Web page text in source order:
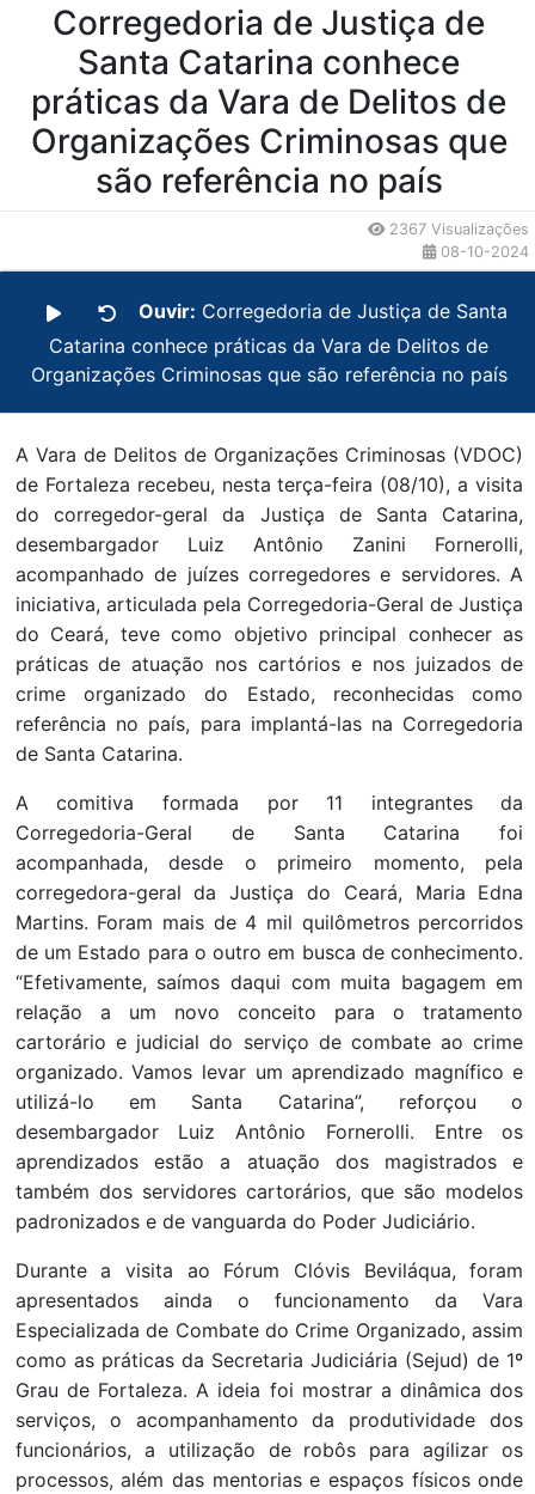
Corregedoria de Justiça de
Santa Catarina conhece
práticas da Vara de Delitos de
Organizações Criminosas que
são referência no país
2367 Visualizações
08-10-2024
Ouvir: Corregedoria de Justiça de Santa
Catarina conhece práticas da Vara de Delitos de
Organizações Criminosas que são referência no país
A Vara de Delitos de Organizações Criminosas (VDOC)
de Fortaleza recebeu, nesta terça-feira (08/10), a visita
do corregedor-geral da Justiça de Santa Catarina,
desembargador Luiz Antônio Zanini Fornerolli,
acompanhado de juízes corregedores e servidores. A
iniciativa, articulada pela Corregedoria-Geral de Justiça
do Ceará, teve como objetivo principal conhecer as
práticas de atuação nos cartórios e nos juizados de
crime organizado do Estado, reconhecidas como
referência no país, para implantá-las na Corregedoria
de Santa Catarina.
A comitiva formada por 11 integrantes da
Corregedoria-Geral de Santa Catarina foi
acompanhada, desde o primeiro momento, pela
corregedora-geral da Justiça do Ceará, Maria Edna
Martins. Foram mais de 4 mil quilômetros percorridos
de um Estado para o outro em busca de conhecimento.
“Efetivamente, saímos daqui com muita bagagem em
relação a um novo conceito para o tratamento
cartorário e judicial do serviço de combate ao crime
organizado. Vamos levar um aprendizado magnífico e
utilizá-lo em Santa Catarina”, reforçou o
desembargador Luiz Antônio Fornerolli. Entre os
aprendizados estão a atuação dos magistrados e
também dos servidores cartorários, que são modelos
padronizados e de vanguarda do Poder Judiciário.
Durante a visita ao Fórum Clóvis Beviláqua, foram
apresentados ainda o funcionamento da Vara
Especializada de Combate do Crime Organizado, assim
como as práticas da Secretaria Judiciária (Sejud) de 1º
Grau de Fortaleza. A ideia foi mostrar a dinâmica dos
serviços, o acompanhamento da produtividade dos
funcionários, a utilização de robôs para agilizar os
processos, além das mentorias e espaços físicos onde